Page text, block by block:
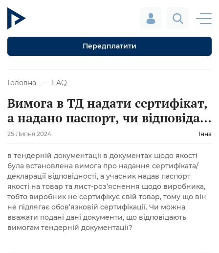
Передплатити
Головна FAQ
Вимога в ТД надати сертифікат,
а надано паспорт, чи відповідає
це умовам ТД?
25 Липня 2024 Інна
в тендерній документації в документах щодо якості
була встановлена вимога про надання сертифіката/
декларації відповідності, а учасник надав паспорт
якості на товар та лист-роз’яснення щодо виробника,
тобто виробник не сертифікує свій товар, тому що він
не підлягає обов’язковій сертифікації. Чи можна
вважати подані дані документи, що відповідають
вимогам тендерній документації?